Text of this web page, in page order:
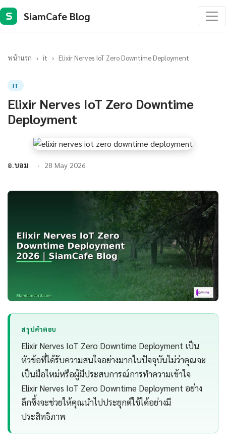
S SiamCafe Blog
หน้าแรก › it › Elixir Nerves IoT Zero Downtime Deployment
IT
Elixir Nerves IoT Zero Downtime
Deployment
อ.บอม 28 May 2026
สรุปคำตอบ
Elixir Nerves IoT Zero Downtime Deployment เป็น
หัวข้อที่ได้รับความสนใจอย่างมากในปัจจุบันไม่ว่าคุณจะ
เป็นมือใหม่หรือผู้มีประสบการณ์การทำความเข้าใจ
Elixir Nerves IoT Zero Downtime Deployment อย่าง
ลึกซึ้งจะช่วยให้คุณนำไปประยุกต์ใช้ได้อย่างมี
ประสิทธิภาพ